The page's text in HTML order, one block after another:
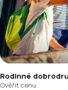
Rodinné
Ověřit cenu